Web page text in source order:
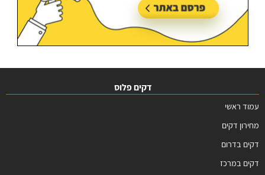
דקים פלוס
עמוד ראשי
מחירון דקים
דקים בדרום
דקים במרכז